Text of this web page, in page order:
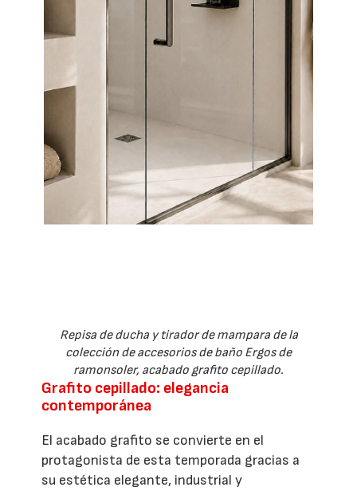
Repisa de ducha y tirador de mampara de la
colección de accesorios de baño Ergos de
ramonsoler, acabado grafito cepillado.
Grafito cepillado: elegancia
contemporánea
El acabado grafito se convierte en el
protagonista de esta temporada gracias a
su estética elegante, industrial y